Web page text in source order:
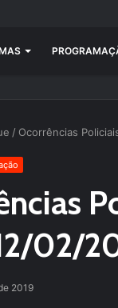
/ Ocorrências
02/
2019